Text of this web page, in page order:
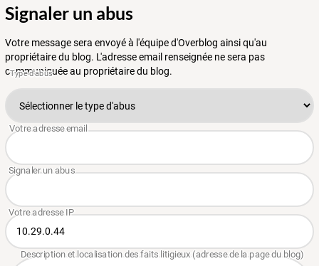
Signaler un abus
Votre message sera envoyé à l'équipe d'Overblog ainsi qu'au
propriétaire du blog. L'adresse email renseignée ne sera pas
communiquée au propriétaire du blog.